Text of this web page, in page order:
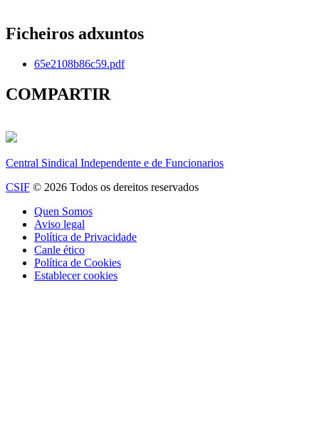
Ficheiros adxuntos
65e2108b86c59.pdf
COMPARTIR
Central Sindical Independente e de Funcionarios
CSIF © 2026 Todos os dereitos reservados
Quen Somos
Aviso legal
Política de Privacidade
Canle ético
Política de Cookies
Establecer cookies